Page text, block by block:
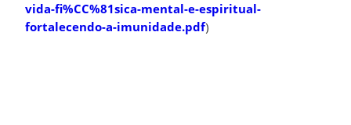
vida-fi%CC%81sica-mental-e-espiritual-
fortalecendo-a-imunidade.pdf)